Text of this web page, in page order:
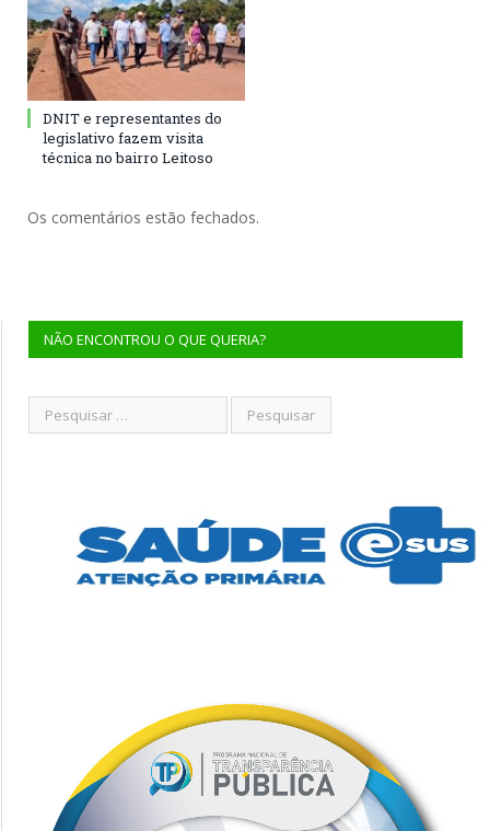
DNIT e representantes do
legislativo fazem visita
técnica no bairro Leitoso
Os comentários estão fechados.
NÃO ENCONTROU O QUE QUERIA?